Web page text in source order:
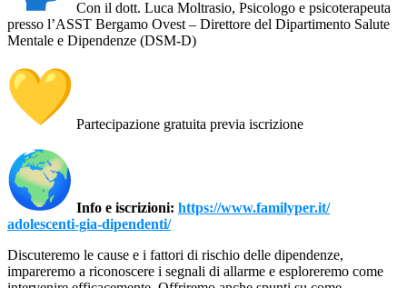
Con il dott. Luca Moltrasio, Psicologo e psicoterapeuta
presso l’ASST Bergamo Ovest – Direttore del Dipartimento Salute
Mentale e Dipendenze (DSM-D)
Partecipazione gratuita previa iscrizione
Info e iscrizioni: https://www.familyper.it/
adolescenti-gia-dipendenti/
Discuteremo le cause e i fattori di rischio delle dipendenze,
impareremo a riconoscere i segnali di allarme e esploreremo come